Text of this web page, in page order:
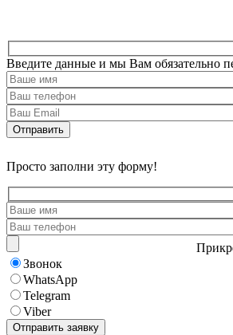
Введите данные и мы Вам обязательно
Просто заполни эту форму!
Звонок
WhatsApp
Telegram
Viber